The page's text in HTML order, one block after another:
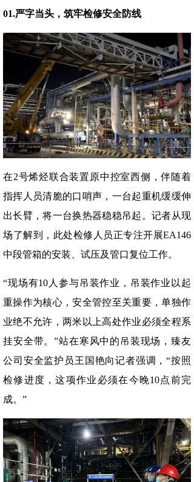
01.严字当头，筑牢检修安全防线
在2号烯烃联合装置原中控室西侧，伴随着
指挥人员清脆的口哨声，一台起重机缓缓伸
出长臂，将一台换热器稳稳吊起。记者从现
场了解到，此处检修人员正专注开展EA146
中段管箱的安装、试压及管口复位工作。
“现场有10人参与吊装作业，吊装作业以起
重操作为核心，安全管控至关重要，单独作
业绝不允许，两米以上高处作业必须全程系
挂安全带。”站在寒风中的吊装现场，臻友
公司安全监护员王国艳向记者强调，“按照
检修进度，这项作业必须在今晚10点前完
成。”